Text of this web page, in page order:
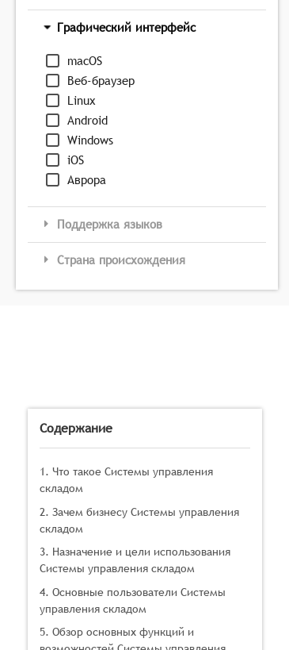
Графический интерфейс
macOS
Веб-браузер
Linux
Android
Windows
iOS
Аврора
Поддержка языков
Страна происхождения
Содержание
1. Что такое Системы управления
складом
2. Зачем бизнесу Системы управления
складом
3. Назначение и цели использования
Системы управления складом
4. Основные пользователи Системы
управления складом
5. Обзор основных функций и